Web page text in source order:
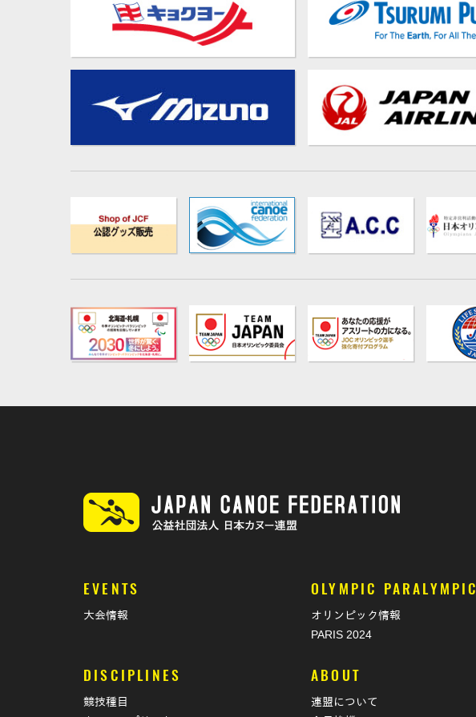
EVENTS OLYMPIC PARALYMPIC
大会情報
オリンピック情報
PARIS 2024
DISCIPLINES ABOUT
競技種目
連盟について